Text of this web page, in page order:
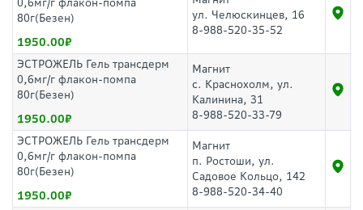
0,6мг/г флакон-помпа
80г(Безен)
1950.00
ул. Челюскинцев, 16
8-988-520-35-52
ЭСТРОЖЕЛЬ Гель трансдерм
0,6мг/г флакон-помпа
80г(Безен)
1950.00
Магнит
с. Краснохолм, ул.
Калинина, 31
8-988-520-33-79
ЭСТРОЖЕЛЬ Гель трансдерм
0,6мг/г флакон-помпа
80г(Безен)
1950.00
Магнит
п. Ростоши, ул.
Садовое Кольцо, 142
8-988-520-34-40